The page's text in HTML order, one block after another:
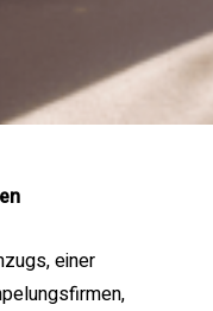
einer